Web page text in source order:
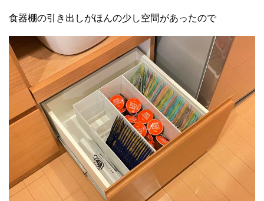
食器棚の引き出しがほんの少し空間があったので